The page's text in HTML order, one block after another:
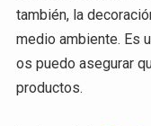
también, la
medio ambiente. Es
os puedo asegurar
productos.